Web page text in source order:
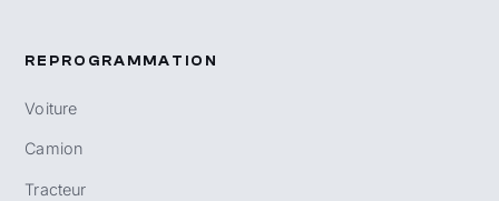
REPROGRAMMATION
Voiture
Camion
Tracteur